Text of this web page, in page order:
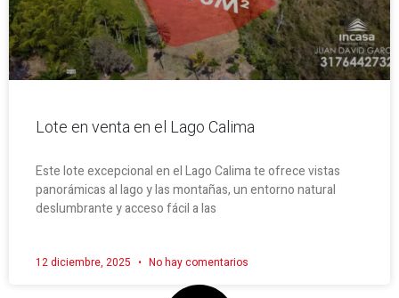
Lote en venta en el Lago Calima
Este lote excepcional en el Lago Calima te ofrece vistas
panorámicas al lago y las montañas, un entorno natural
deslumbrante y acceso fácil a las
12 diciembre, 2025 No hay comentarios